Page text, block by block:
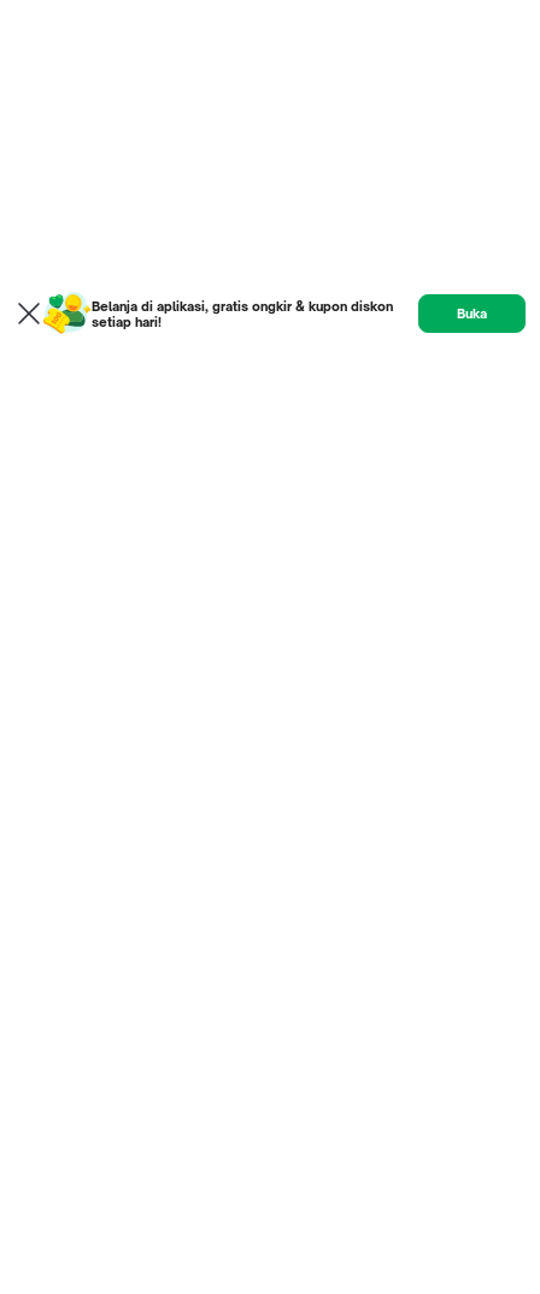
Belanja di aplikasi, gratis ongkir & kupon diskon
setiap hari!
Buka